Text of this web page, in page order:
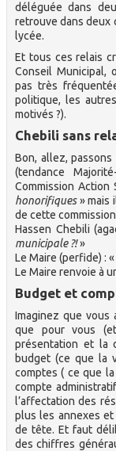
déléguée dans
retrouve dans deux
lycée.
Et tous ces relais
Conseil Municipal,
pas très
politique, les
motivés ?).
Chebili sans
Bon, allez, passons
(tendance
Commission Action
honorifiques» mais
de cette
Hassen Chebili
municipale ?!»
Le Maire (perfide) : «
Le Maire renvoie à
Budget et
Imaginez que
que pour vous
présentation et la
budget (ce que la
comptes ( ce que
compte
l’affectation des
plus les annexes et
de tête. Et faut
des chiffres